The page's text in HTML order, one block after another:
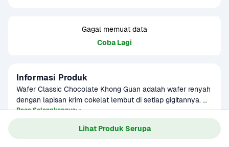
Lihat Produk Serupa
Gagal memuat data
Coba Lagi
Informasi Produk
Wafer Classic Chocolate Khong Guan adalah wafer renyah
dengan lapisan krim cokelat lembut di setiap gigitannya.
Hadir dengan rasa cokelat klasik yang disukai semua
kalangan, cocok dinikmati sebagai camilan keluarga, teman
minum teh atau kopi, serta bekal praktis. Dikemas rapi untuk
Baca Selengkapnya
Kategori Makanan Ringan